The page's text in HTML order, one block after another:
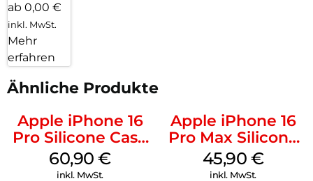
ab 0,00 €
inkl. MwSt.
Mehr
erfahren
Ähnliche Produkte
Apple iPhone 16
Pro Silicone Case
MagSafe Stone
Gray
60,90€
inkl. MwSt.
Apple iPhone 16
Pro Max Silicone
Case MagSafe
Ultramarine
45,90 €
inkl. MwSt.